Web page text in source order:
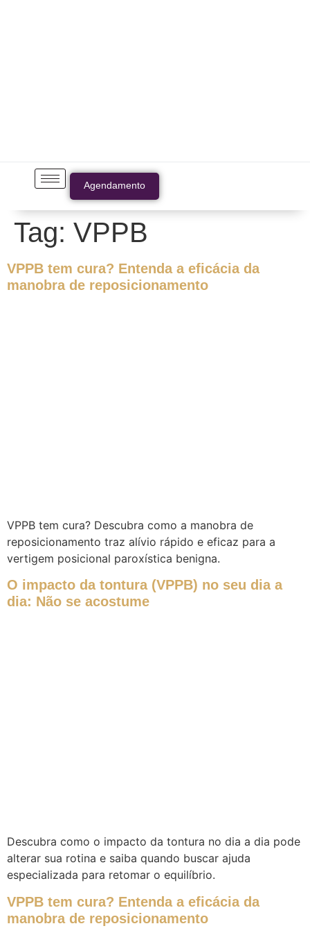
Agendamento
Tag: VPPB
VPPB tem cura? Entenda a eficácia da
manobra de reposicionamento
VPPB tem cura? Descubra como a manobra de
reposicionamento traz alívio rápido e eficaz para a
vertigem posicional paroxística benigna.
O impacto da tontura (VPPB) no seu dia a
dia: Não se acostume
Descubra como o impacto da tontura no dia a dia pode
alterar sua rotina e saiba quando buscar ajuda
especializada para retomar o equilíbrio.
VPPB tem cura? Entenda a eficácia da
manobra de reposicionamento